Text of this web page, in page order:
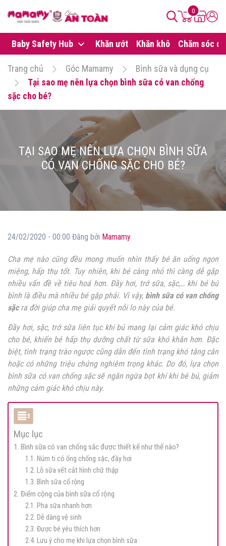
0
Baby Safety Hub Khăn ướt Khăn khô Chăm sóc da
Trang chủ Góc Mamamy
Bình sữa và dụng cụ
Tại sao mẹ nên lựa chọn bình sữa có van chống
sặc cho bé?
TẠI SAO MẸ NÊN LỰA CHỌN BÌNH SỮA
CÓ VAN CHỐNG SẶC CHO BÉ?
24/02/2020 - 00:00 Đăng bởi Mamamy
Cha mẹ nào cũng đều mong muốn nhìn thấy bé ăn uống ngon
miệng, hấp thụ tốt. Tuy nhiên, khi bé càng nhỏ thì càng dễ gặp
nhiều vấn đề về tiêu hoá hơn. Đầy hơi, trớ sữa, sặc,… khi bé bú
bình là điều mà nhiều bé gặp phải. Vì vậy, bình sữa có van chống
sặcra đời giúp cha mẹ giải quyết nỗi lo này của bé.
Đầy hơi, sặc, trớ sữa liên tục khi bú mang lại cảm giác khó chịu
cho bé, khiến bé hấp thụ dưỡng chất từ sữa khó khăn hơn. Đặc
biệt, tình trạng trào ngược cũng dẫn đến tình trạng khó tăng cân
hoặc có những triệu chứng nghiêm trọng khác. Do đó, lựa chọn
bình sữa có van chống sặc sẽ ngăn ngừa bọt khí khi bé bú, giảm
những cảm giác khó chịu này.
Mục lục
1. Bình sữa có van chống sắc được thiết kế như thế nào?
1.1. Núm ti có ống chống sặc, đầy hơi
1.2. Lỗ sữa vết cắt hình chữ thập
1.3. Bình sữa cổ rộng
2. Điểm cộng của bình sữa cổ rộng
2.1. Pha sữa nhanh hơn
2.2. Dễ dàng vệ sinh
2.3. Được bé yêu thích hơn
2.4. Lưu ý cho mẹ khi lựa chọn bình sữa